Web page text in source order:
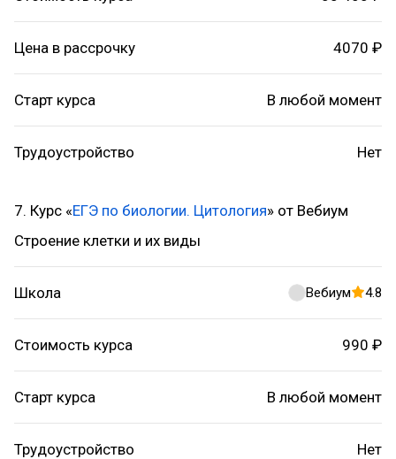
Цена в рассрочку 4070 ₽
Старт курса В любой момент
Трудоустройство Нет
7. Курс «ЕГЭ по биологии. Цитология» от Вебиум
Строение клетки и их виды
Школа Вебиум 4.8
Стоимость курса 990 ₽
Старт курса В любой момент
Трудоустройство Нет